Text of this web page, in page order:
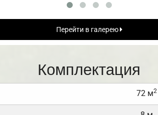
Перейти в галерею
Комплектация
72 м2